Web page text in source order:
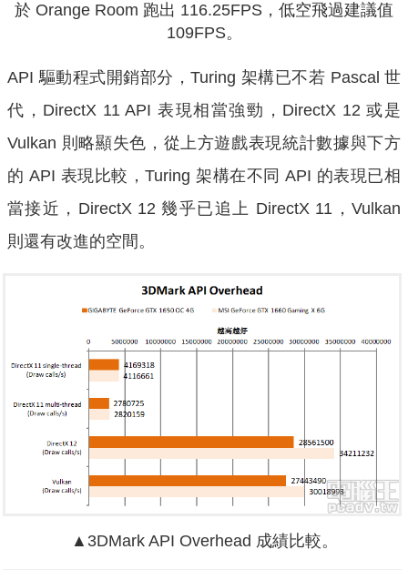
於 Orange Room 跑出 116.25FPS，低空飛過建議值
109FPS。
API 驅動程式開銷部分，Turing 架構已不若 Pascal 世
代，DirectX 11 API 表現相當強勁，DirectX 12 或是
Vulkan 則略顯失色，從上方遊戲表現統計數據與下方
的 API 表現比較，Turing 架構在不同 API 的表現已相
當接近，DirectX 12 幾乎已追上 DirectX 11，Vulkan
則還有改進的空間。
▲3DMark API Overhead 成績比較。